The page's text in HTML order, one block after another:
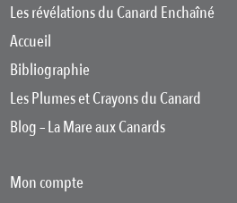
Les révélations du Canard Enchaîné
Accueil
Bibliographie
Les Plumes et Crayons du Canard
Blog – La Mare aux Canards
Mon compte